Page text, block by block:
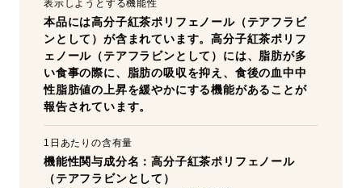
表示しようとする機能性
本品には高分子紅茶ポリフェノール（テアフラビ
ンとして）が含まれています。高分子紅茶ポリフ
ェノール（テアフラビンとして）には、脂肪が多
い食事の際に、脂肪の吸収を抑え、食後の血中中
性脂肪値の上昇を緩やかにする機能があることが
報告されています。
1日あたりの含有量
機能性関与成分名：高分子紅茶ポリフェノール
（テアフラビンとして）